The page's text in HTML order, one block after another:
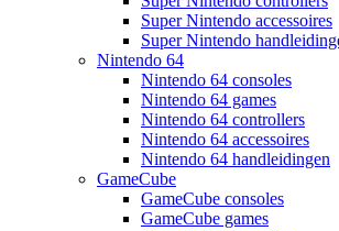
Super Nintendo accessoires
Super Nintendo
Nintendo 64
Nintendo 64 consoles
Nintendo 64 games
Nintendo 64 controllers
Nintendo 64 accessoires
Nintendo 64 handleidingen
GameCube
GameCube consoles
GameCube games